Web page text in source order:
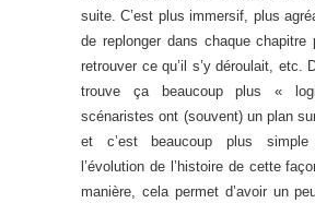
suite. C’est plus immersif, plus
de replonger dans chaque chapitre
retrouver ce qu’il s’y déroulait, etc.
trouve ça beaucoup plus «
scénaristes ont (souvent) un plan
et c’est beaucoup plus
l’évolution de l’histoire de cette
manière, cela permet d’avoir un